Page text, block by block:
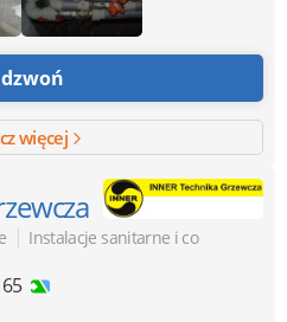
więcej
| Instalacje sanitarne i co